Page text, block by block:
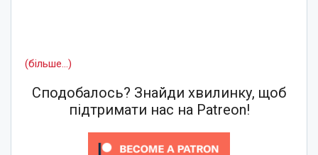
(більше…)
Сподобалось? Знайди хвилинку, щоб
підтримати нас на Patreon!